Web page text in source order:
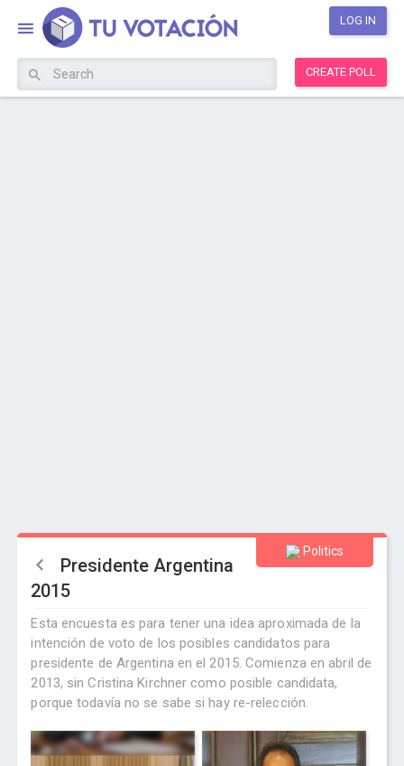
LOG IN
CREATE POLL
Politics
Presidente Argentina
2015
Esta encuesta es para tener una idea aproximada de la
intención de voto de los posibles candidatos para
presidente de Argentina en el 2015. Comienza en abril de
2013, sin Cristina Kirchner como posible candidata,
porque todavía no se sabe si hay re-relección.